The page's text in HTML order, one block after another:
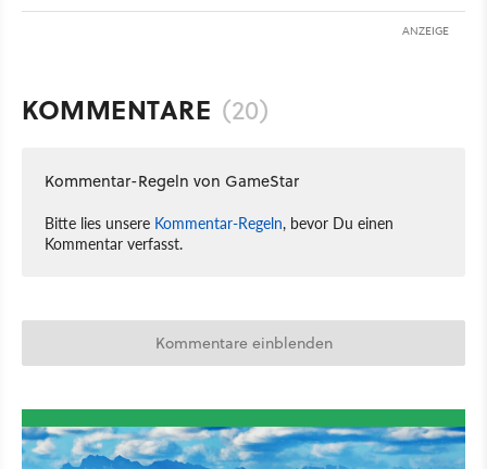
ANZEIGE
KOMMENTARE (20)
Kommentar-Regeln von GameStar
Bitte lies unsere Kommentar-Regeln, bevor Du einen
Kommentar verfasst.
Kommentare einblenden